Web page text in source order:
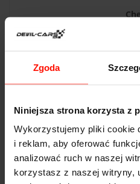
Zgoda
Niniejsza strona korzysta z
Wykorzystujemy pliki cookie
i reklam, aby oferować
analizować ruch w naszej
korzystasz z naszej witryny,
Przyspieszenie:
Moc:
Napęd:
tył
Pojemność:
6.2
Skrzynia biegów:
6-